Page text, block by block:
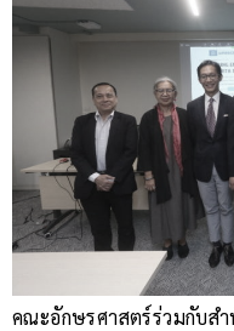
คณะอักษรศาสตร์ร่วมกับส